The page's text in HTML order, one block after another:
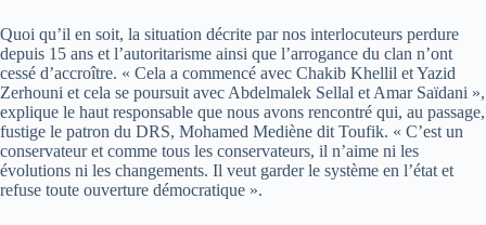
Quoi qu’il en soit, la situation décrite par nos interlocuteurs perdure
depuis 15 ans et l’autoritarisme ainsi que l’arrogance du clan n’ont
cessé d’accroître. « Cela a commencé avec Chakib Khellil et Yazid
Zerhouni et cela se poursuit avec Abdelmalek Sellal et Amar Saïdani »,
explique le haut responsable que nous avons rencontré qui, au passage,
fustige le patron du DRS, Mohamed Mediène dit Toufik. « C’est un
conservateur et comme tous les conservateurs, il n’aime ni les
évolutions ni les changements. Il veut garder le système en l’état et
refuse toute ouverture démocratique ».